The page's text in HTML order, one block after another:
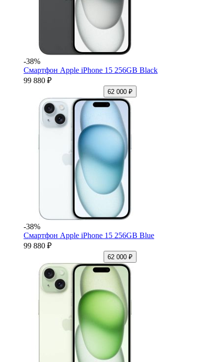
-38%
Смартфон Apple iPhone 15 256GB Black
99 880 ₽
62 000 ₽
-38%
Смартфон Apple iPhone 15 256GB Blue
99 880 ₽
62 000 ₽